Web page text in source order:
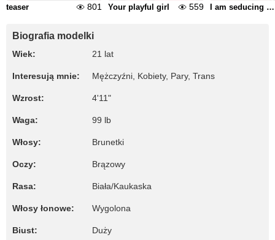
teaser 801 Your playful girl 559 I am seducing you
Biografia modelki
Wiek: 21 lat
Interesują mnie: Mężczyźni, Kobiety, Pary, Trans
Wzrost: 4'11"
Waga: 99 lb
Włosy: Brunetki
Oczy: Brązowy
Rasa: Biała/Kaukaska
Włosy łonowe: Wygolona
Biust: Duży